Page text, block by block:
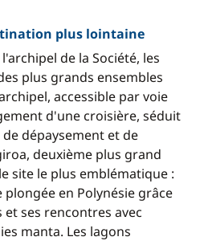
plus lointaine
de la Société, les
plus grands ensembles
accessible par voie
d'une croisière, séduit
dépaysement et de
deuxième plus grand
site le plus emblématique :
en Polynésie grâce
et ses rencontres avec
manta. Les lagons